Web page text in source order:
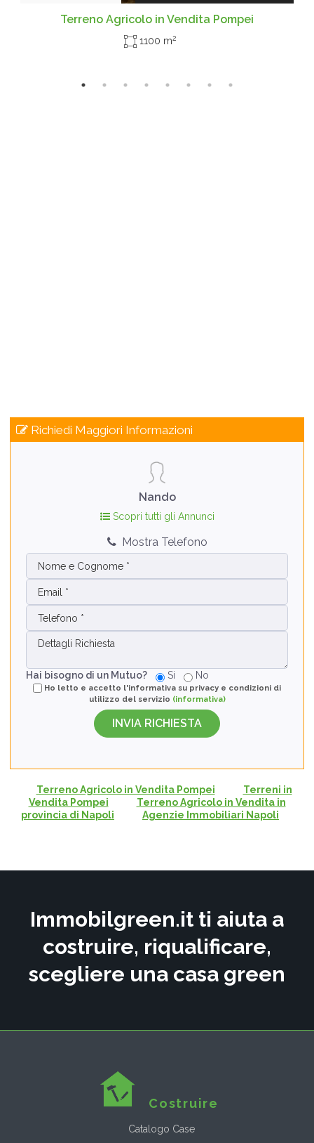
Terreno Agricolo in Vendita Pompei
1100 m2
Richiedi Maggiori Informazioni
Nando
Scopri tutti gli Annunci
Mostra Telefono
Hai bisogno di un Mutuo? Si No
Ho letto e accetto l'informativa su privacy e condizioni di
utilizzo del servizio (informativa)
Terreno Agricolo in Vendita Pompei
Terreni in
Vendita Pompei
Terreno Agricolo in Vendita in
provincia di Napoli
Agenzie Immobiliari Napoli
Immobilgreen.it ti aiuta a
costruire, riqualificare,
scegliere una casa green
Costruire
Catalogo Case